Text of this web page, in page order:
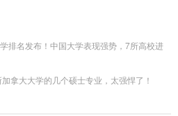
排名发布！中国大学表现强势，7所高校进
拿大大学的几个硕士专业，太强悍了！